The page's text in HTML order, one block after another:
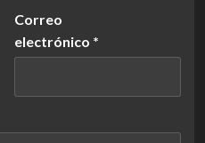
Correo
electrónico *